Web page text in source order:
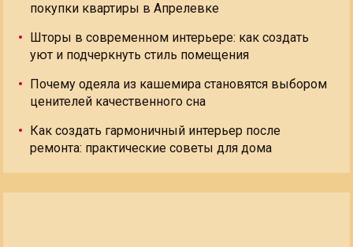
покупки квартиры в Апрелевке
Шторы в современном интерьере: как создать
уют и подчеркнуть стиль помещения
Почему одеяла из кашемира становятся выбором
ценителей качественного сна
Как создать гармоничный интерьер после
ремонта: практические советы для дома